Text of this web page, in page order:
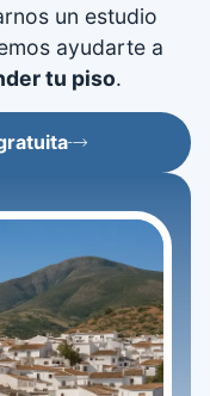
un estudio
ayudarte a
tu piso.